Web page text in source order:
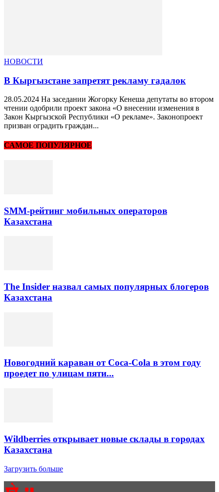
НОВОСТИ
В Кыргызстане запретят рекламу гадалок
28.05.2024 На заседании Жогорку Кенеша депутаты во втором
чтении одобрили проект закона «О внесении изменения в
Закон Кыргызской Республики «О рекламе». Законопроект
призван оградить граждан...
САМОЕ ПОПУЛЯРНОЕ
SMM-рейтинг мобильных операторов
Казахстана
The Insider назвал самых популярных блогеров
Казахстана
Новогодний караван от Coca-Cola в этом году
проедет по улицам пяти...
Wildberries открывает новые склады в городах
Казахстана
Загрузить больше